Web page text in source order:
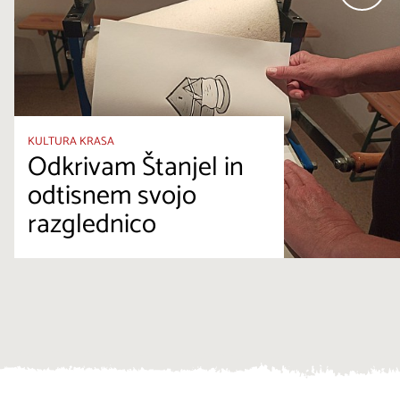
KULTURA KRASA
Odkrivam Štanjel in
odtisnem svojo
razglednico